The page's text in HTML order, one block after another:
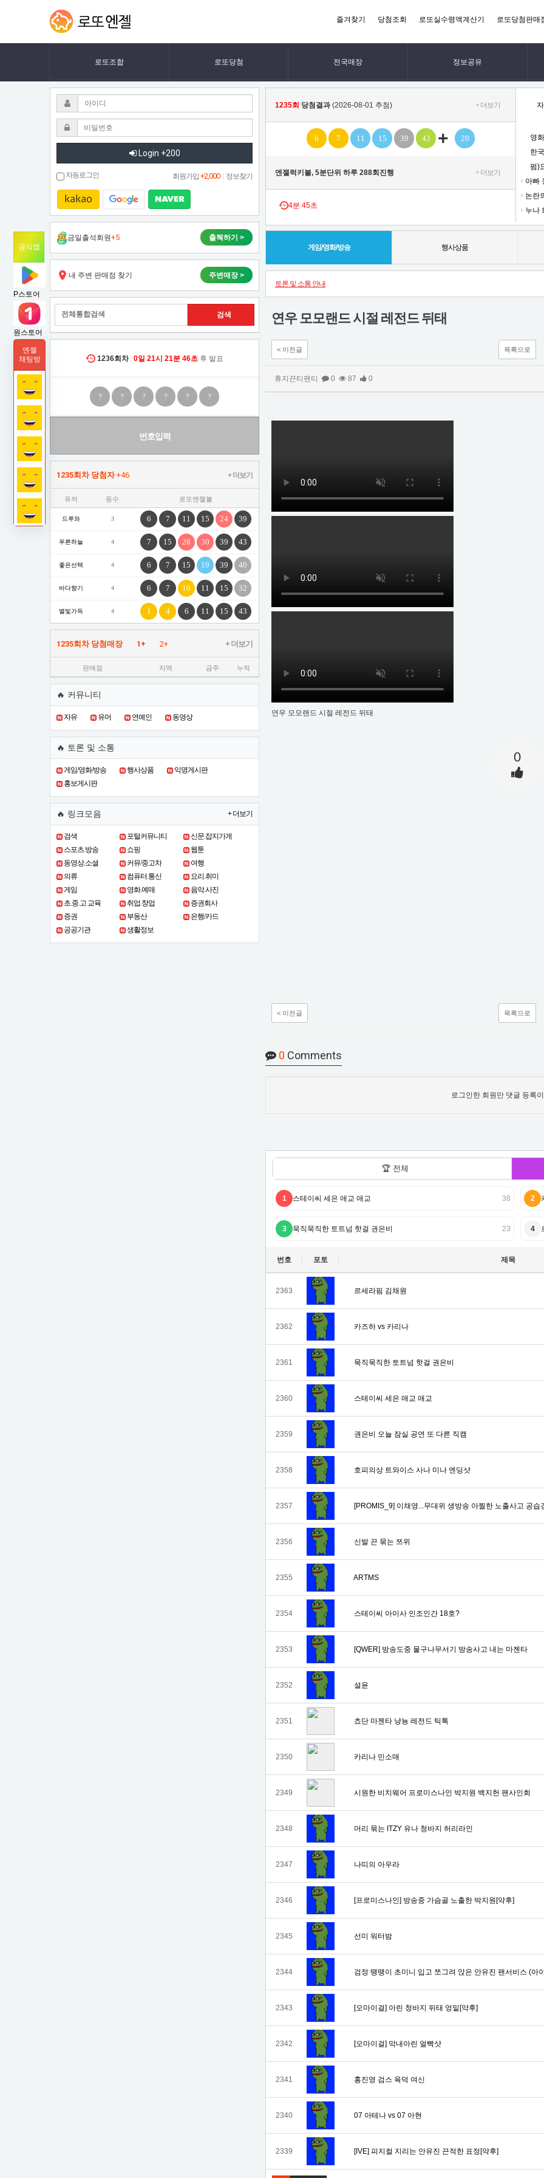
모
드
태
LOTTOANGEL 즐겨찾기 당첨조회 로또실수령액계산기 로또당첨판매
로또조합 로또당첨 전국매장 정보공유
1235회 당첨결과(2026-08-01 추첨) + 더보기
6 7 11 15 39 43 + 20
엔젤럭키볼, 5분단위 하루 288회진행 + 더보기
4분 44초
영
한
펌)
아빠
논란
누나
게임/영화/방송 행사상품
토론 및 소통 안내
연우 모모랜드 시절 레전드 뒤태
< 이전글 목록으로
휴지끈티팬티 0 87 0
연우 모모랜드 시절 레전드 뒤태
0
< 이전글 목록으로
0 Comments
로그인한 회원만 댓글 등록
🏆 전체
1 스테이씨 세은 애교 애교 38 2
3 묵직묵직한 토트넘 핫걸 권은비 23 4
번호 포토 제목
2363 르세라핌 김채원
2362 카즈하 vs 카리나
2361 묵직묵직한 토트넘 핫걸 권은비
2360 스테이씨 세은 애교 애교
2359 권은비 오늘 잠실 공연 또 다른 직캠
2358 호피의상 트와이스 사나 미나 엔딩샷
2357 [PROMIS_9] 이채영...무대위 생방송 아찔한 노출사고 공습
2356 신발 끈 묶는 쯔위
2355 ARTMS
2354 스테이씨 아이사 인조인간 18호?
2353 [QWER] 방송도중 물구나무서기 방송사고 내는 마젠타
2352 설윤
2351 쵸단 마젠타 냥뇽 레전드 틱톡
2350 카리나 민소매
2349 시원한 비치웨어 프로미스나인 박지원 백지헌 팬사인회
2348 머리 묶는 ITZY 유나 청바지 허리라인
2347 나띠의 아우라
2346 [프로미스나인] 방송중 가슴골 노출한 박지원[약후]
2345 선미 워터밤
2344 검정 땡땡이 초미니 입고 쪼그려 앉은 안유진 팬서비스 (아
2343 [오마이걸] 아린 청바지 뒤태 엉밑[약후]
2342 [오마이걸] 막내아린 얼빡샷
2341 홍진영 검스 육덕 여신
2340 07 아테나 vs 07 아현
2339 [IVE] 피지컬 지리는 안유진 끈적한 표정[약후]
Login +200
자동로그인 회원가입 +2,000 정보찾기
금일출석회원+5 출첵하기 >
내 주변 판매점 찾기 주변매장 >
1236회차 0일 21시 21분 45초 후 발표
? ? ? ? ? ?
번호입력
1235회차 당첨자+46 + 더보기
유저 등수 로또엔젤볼
드루와 3 6 7 11 15 24 39
푸른하늘 4 7 15 28 30 39 43
좋은선택 4 6 7 15 19 39 40
바다향기 4 6 7 10 11 15 32
별빛가득 4 1 4 6 11 15 43
공식앱
P스토어
원스토어
엔젤
채팅방
1235회차 당첨매장 1+ 2+ + 더보기
판매점 지역 금주 누적
🔥 커뮤니티
자유 유머 연예인 동영상
🔥 토론 및 소통
게임/영화/방송 행사상품
익명게시판
홍보게시판
🔥 링크모음 + 더보기
검색 포털커뮤니티
신문.잡지가게
스포츠.방송
쇼핑
웹툰
동영상.소셜
커뮤/중고차
여행
의류
컴퓨터.통신
요리.취미
게임
영화.예매
음악.사진
초.중.고 교육
취업.창업
증권회사
증권
부동산
은행/카드
공공기관
생활정보